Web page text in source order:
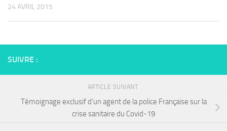
24 AVRIL 2015
SUIVRE :
ARTICLE SUIVANT
Témoignage exclusif d’un agent de la police Française sur la
crise sanitaire du Covid-19